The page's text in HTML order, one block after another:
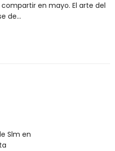
en mayo. El arte del
de…
Slm en